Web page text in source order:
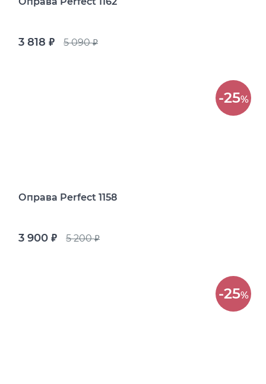
3 818 руб. 5 090руб.
-25%
Оправа Perfect 1158
3 900 руб. 5 200руб.
-25%